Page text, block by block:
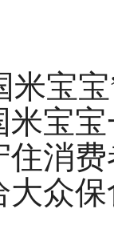
米宝
米宝
消
大众